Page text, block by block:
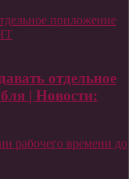
приложение
отдельное
| Новости:
рабочего времени до